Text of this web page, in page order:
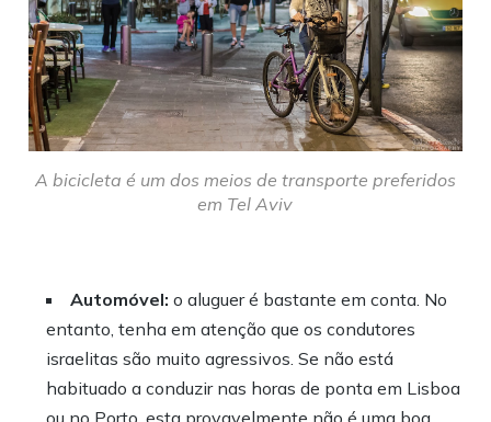
A bicicleta é um dos meios de transporte preferidos
em Tel Aviv
Automóvel: o aluguer é bastante em conta. No
entanto, tenha em atenção que os condutores
israelitas são muito agressivos. Se não está
habituado a conduzir nas horas de ponta em Lisboa